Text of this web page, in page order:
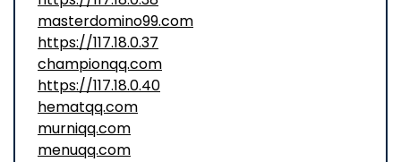
masterdomino99.com
https://117.18.0.37
championqq.com
https://117.18.0.40
hematqq.com
murniqq.com
menuqq.com